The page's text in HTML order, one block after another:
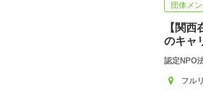
団体メ
【関
のキャ
認定NPO
フル